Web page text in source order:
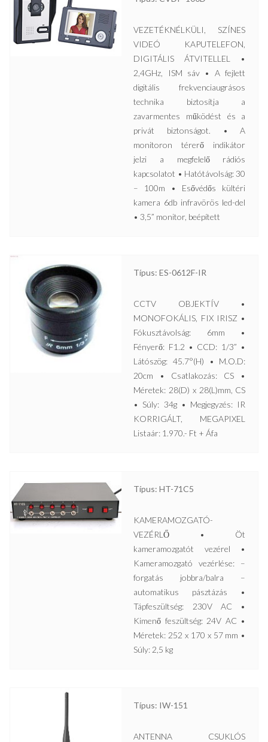
VEZETÉKNÉLKÜLI, SZÍNES
VIDEÓ KAPUTELEFON,
DIGITÁLIS ÁTVITELLEL •
2,4GHz, ISM sáv • A fejlett
digitális frekvenciaugrásos
technika biztosítja a
zavarmentes működést és a
privát biztonságot. • A
monitoron térerő indikátor
jelzi a megfelelő rádiós
kapcsolatot • Hatótávolság: 30
– 100m • Esővédős kültéri
kamera 6db infravörös led-del
• 3,5” monitor, beépített
Típus: ES-0612F-IR
CCTV OBJEKTÍV •
MONOFOKÁLIS, FIX IRISZ •
Fókusztávolság: 6mm •
Fényerő: F1.2 • CCD: 1/3” •
Látószög: 45.7°(H) • M.O.D:
20cm • Csatlakozás: CS •
Méretek: 28(D) x 28(L)mm, CS
• Súly: 34g • Megjegyzés: IR
KORRIGÁLT, MEGAPIXEL
Listaár: 1.970.- Ft + Áfa
Típus: HT-71C5
KAMERAMOZGATÓ-
VEZÉRLŐ • Öt
kameramozgatót vezérel •
Kameramozgató vezérlése: –
forgatás jobbra/balra –
automatikus pásztázás •
Tápfeszültség: 230V AC •
Kimenő feszültség: 24V AC •
Méretek: 252 x 170 x 57 mm •
Súly: 2,5 kg
Típus: IW-151
ANTENNA CSUKLÓS